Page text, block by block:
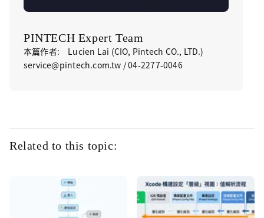
PINTECH Expert Team
本篇作者: Lucien Lai (CIO, Pintech CO., LTD.)
service@pintech.com.tw / 04-2277-0046
Related to this topic: